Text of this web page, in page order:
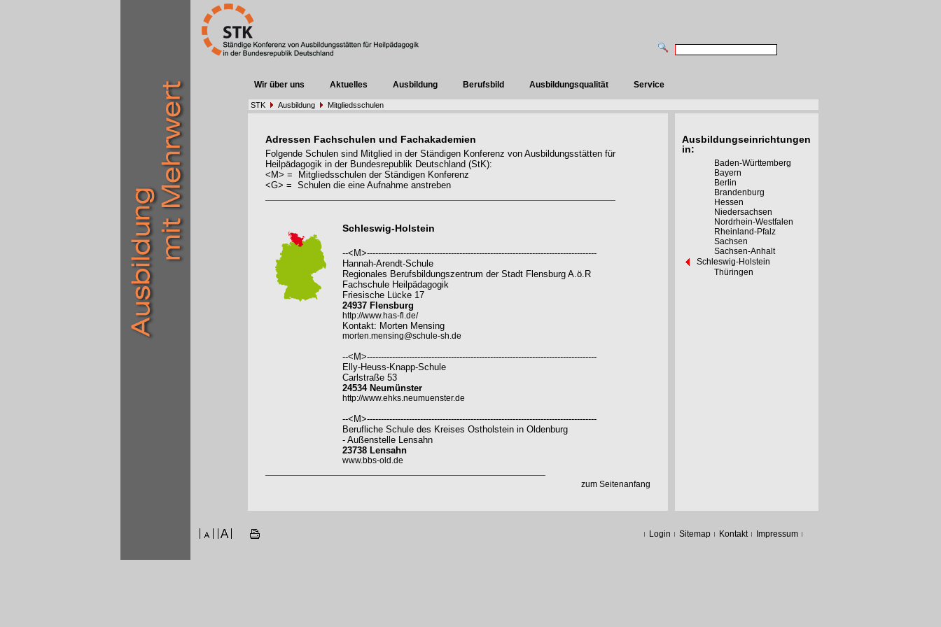
Wir über uns Aktuelles Ausbildung Berufsbild Ausbildungsqualität Service
STK Ausbildung Mitgliedsschulen
Adressen Fachschulen und Fachakademien
Folgende Schulen sind Mitglied in der Ständigen Konferenz von Ausbildungsstätten für
Heilpädagogik in der Bundesrepublik Deutschland (StK):
<M> = Mitgliedsschulen der Ständigen Konferenz
<G> = Schulen die eine Aufnahme anstreben
Schleswig-Holstein
--<M>----------------------------------------------------------------------------------
Hannah-Arendt-Schule
Regionales Berufsbildungszentrum der Stadt Flensburg A.ö.R
Fachschule Heilpädagogik
Friesische Lücke 17
24937 Flensburg
http://www.has-fl.de/
Kontakt: Morten Mensing
morten.mensing@schule-sh.de
--<M>----------------------------------------------------------------------------------
Elly-Heuss-Knapp-Schule
Carlstraße 53
24534 Neumünster
http://www.ehks.neumuenster.de
--<M>----------------------------------------------------------------------------------
Berufliche Schule des Kreises Ostholstein in Oldenburg
- Außenstelle Lensahn
23738 Lensahn
www.bbs-old.de
zum Seitenanfang
Ausbildungseinrichtungen
in:
Baden-Württemberg
Bayern
Berlin
Brandenburg
Hessen
Niedersachsen
Nordrhein-Westfalen
Rheinland-Pfalz
Sachsen
Sachsen-Anhalt
Schleswig-Holstein
Thüringen
Login Sitemap Kontakt Impressum